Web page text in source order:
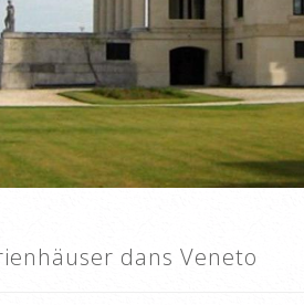
dans Veneto